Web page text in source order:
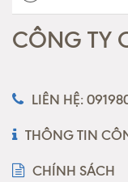
CÔNG TY
LIÊN HỆ:
THÔNG TIN
CHÍNH SÁCH